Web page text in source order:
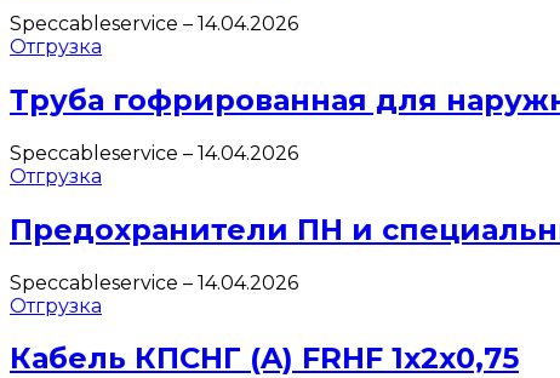
Speccableservice – 14.04.2026
Отгрузка
Труба гофрированная для
Speccableservice – 14.04.2026
Отгрузка
Предохранители ПН и
Speccableservice – 14.04.2026
Отгрузка
Кабель КПСНГ (A) FRHF 1х2х0,75